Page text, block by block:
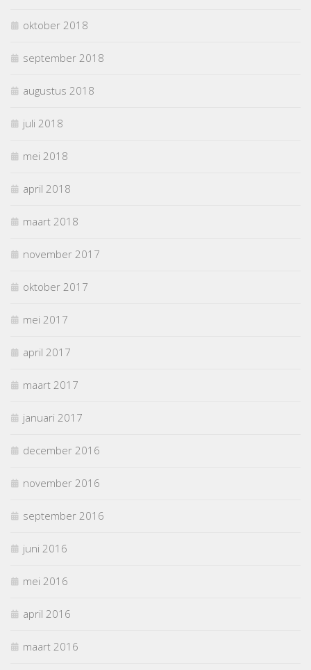
oktober 2018
september 2018
augustus 2018
juli 2018
mei 2018
april 2018
maart 2018
november 2017
oktober 2017
mei 2017
april 2017
maart 2017
januari 2017
december 2016
november 2016
september 2016
juni 2016
mei 2016
april 2016
maart 2016